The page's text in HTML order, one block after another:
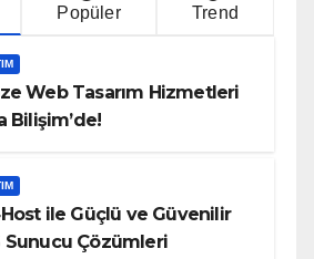
Popüler Trend
Web Tasarım Hizmetleri
Bilişim’de!
ile Güçlü ve Güvenilir
Sunucu Çözümleri